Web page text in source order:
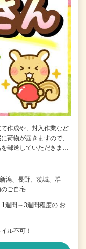
作成や、封入作業など
荷物が届きますので、
郵送していただきま…
潟、長野、茨城、群
ご自宅
週間～3週間程度の お
ル不可！